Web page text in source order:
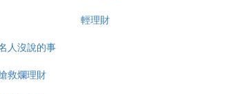
輕理財
人沒說的事
救爛理財